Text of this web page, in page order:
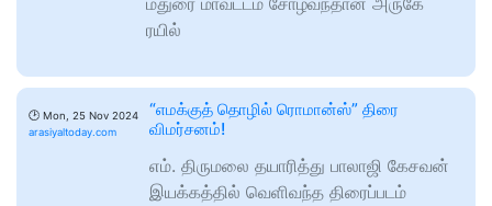
ரயில்
🕑 Mon, 25 Nov 2024
arasiyaltoday.com
“எமக்குத் தொழில் ரொமான்ஸ்” திரை
விமர்சனம்!
எம். திருமலை தயாரித்து பாலாஜி கேசவன்
இயக்கத்தில் வெளிவந்த திரைப்படம்